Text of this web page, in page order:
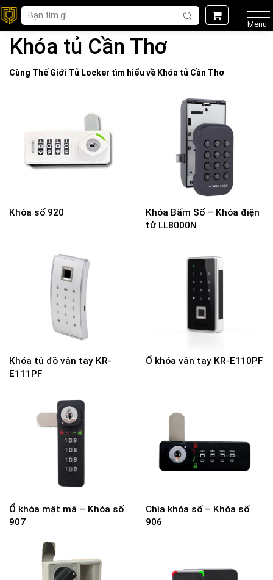
Menu
Khóa tủ Cần Thơ
Cùng Thế Giới Tủ Locker tìm hiểu về Khóa tủ Cần Thơ
Khóa số 920
Khóa Bấm Số – Khóa điện
tử LL8000N
Khóa tủ đồ vân tay KR-
E111PF
Ổ khóa vân tay KR-E110PF
Ổ khóa mật mã – Khóa số
907
Chìa khóa số – Khóa số
906